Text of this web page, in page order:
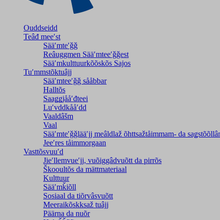
Ouddseidd
Teâđ meeʹst
Sääʹmteʹǧǧ
Reâuggmen Sääʹmteeʹǧǧest
Sääʹmkulttuurkõõskõs Sajos
Tuʹmmstõktuâjj
Sääʹmteeʹǧǧ sååbbar
Halltõs
Saaǥǥjååʹđteei
Luʹvddkååʹdd
Vaaldâšm
Vaal
Sääʹmteʹǧǧlääʹjj meâldlaž õhttsažtåimmam- da
Jeeʹres tåimmorgaan
Vasttõsvuuʹd
Jieʹllemvueʹjj, vuõiggâdvuõtt da pirrõs
Škooultõs da mättmateriaal
Kulttuur
Sääʹmǩiõll
Sosiaal da tiõrvâsvuõtt
Meeraikõskksaž tuâjj
Päärna da nuõr